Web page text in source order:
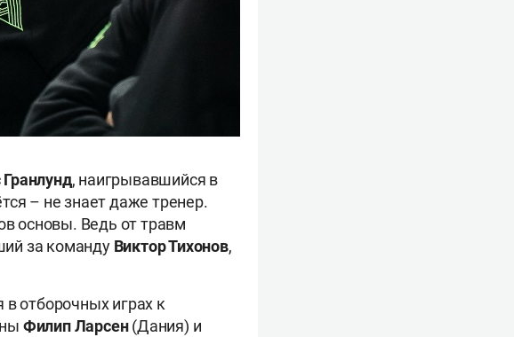
, наигрывавшийся в
– не знает даже тренер.
основы. Ведь от травм
за команду Виктор Тихонов,
отборочных играх к
Филип Ларсен(Дания) и